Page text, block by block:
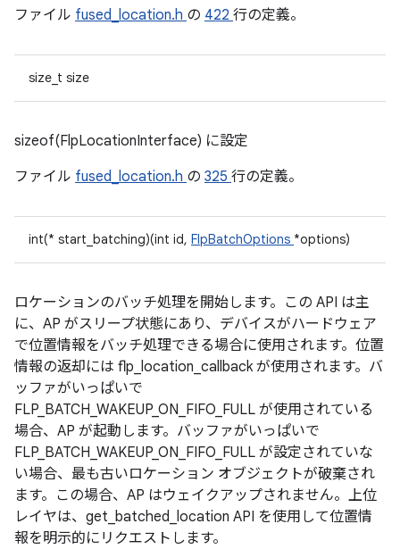
ファイル fused_location.h の 422 行の定義。
size_t size
sizeof(FlpLocationInterface) に設定
ファイル fused_location.h の 325 行の定義。
int(* start_batching)(int id, FlpBatchOptions *options)
ロケーションのバッチ処理を開始します。この API は主
に、AP がスリープ状態にあり、デバイスがハードウェア
で位置情報をバッチ処理できる場合に使用されます。位置
情報の返却には flp_location_callback が使用されます。バ
ッファがいっぱいで
FLP_BATCH_WAKEUP_ON_FIFO_FULL が使用されている
場合、AP が起動します。バッファがいっぱいで
FLP_BATCH_WAKEUP_ON_FIFO_FULL が設定されていな
い場合、最も古いロケーション オブジェクトが破棄され
ます。この場合、AP はウェイクアップされません。上位
レイヤは、get_batched_location API を使用して位置情
報を明示的にリクエストします。